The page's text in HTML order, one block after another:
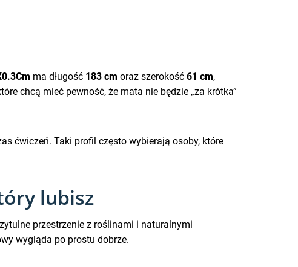
ma długość 183 cm oraz szerokość 61 cm,
chcą mieć pewność, że mata nie będzie „za krótka”
ćwiczeń. Taki profil często wybierają osoby, które
lubisz
przestrzenie z roślinami i naturalnymi
wygląda po prostu dobrze.